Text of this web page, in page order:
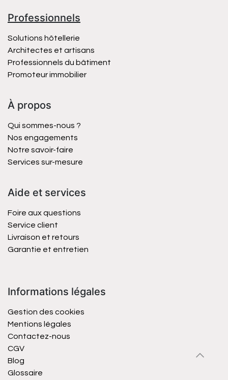
Professionnels
Solutions hôtellerie
Architectes et artisans
Professionnels du bâtiment
Promoteur immobilier
À propos
Qui sommes-nous ?
Nos engagements
Notre savoir-faire
Services sur-mesure
Aide et services
Foire aux questions
Service client
Livraison et retours
Garantie et entretien
Informations légales
Gestion des cookies
Mentions légales
Contactez-nous
CGV
Blog
Glossaire